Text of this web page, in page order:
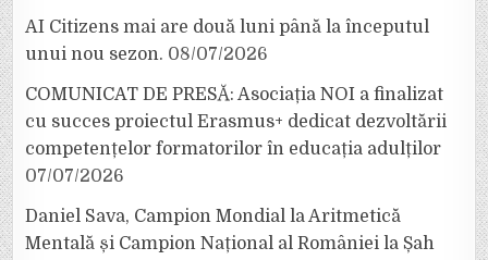
AI Citizens mai are două luni până la începutul
unui nou sezon. 08/07/2026
COMUNICAT DE PRESĂ: Asociația NOI a finalizat
cu succes proiectul Erasmus+ dedicat dezvoltării
competențelor formatorilor în educația adulților
07/07/2026
Daniel Sava, Campion Mondial la Aritmetică
Mentală și Campion Național al României la Șah